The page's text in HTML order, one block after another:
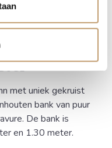
met uniek gekruist
bank van puur
De bank is
en 1.30 meter.